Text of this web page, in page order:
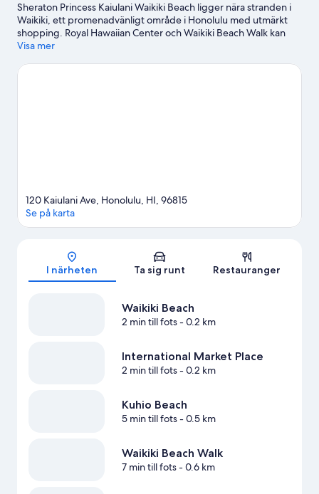
Sheraton Princess Kaiulani Waikiki Beach ligger nära stranden i
Waikiki, ett promenadvänligt område i Honolulu med utmärkt
shopping. Royal Hawaiian Center och Waikiki Beach Walk kan
vara värda ett besök om du har shopping på programmet, och
utforska Waikiki Beach och Diamond Head (sevärdhet på
Visa mer
Karta
120 Kaiulani Ave, Honolulu, HI, 96815
Se på karta
I närheten Ta sig runt Restauranger
Waikiki Beach
2 min till fots- 0.2 km
International Market Place
2 min till fots- 0.2 km
Kuhio Beach
5 min till fots- 0.5 km
Waikiki Beach Walk
7 min till fots- 0.6 km